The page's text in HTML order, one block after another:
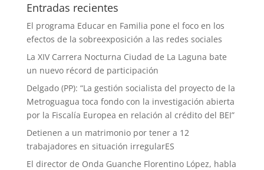
Entradas recientes
El programa Educar en Familia pone el foco en los
efectos de la sobreexposición a las redes sociales
La XIV Carrera Nocturna Ciudad de La Laguna bate
un nuevo récord de participación
Delgado (PP): “La gestión socialista del proyecto de la
Metroguagua toca fondo con la investigación abierta
por la Fiscalía Europea en relación al crédito del BEI”
Detienen a un matrimonio por tener a 12
trabajadores en situación irregularES
El director de Onda Guanche Florentino López, habla